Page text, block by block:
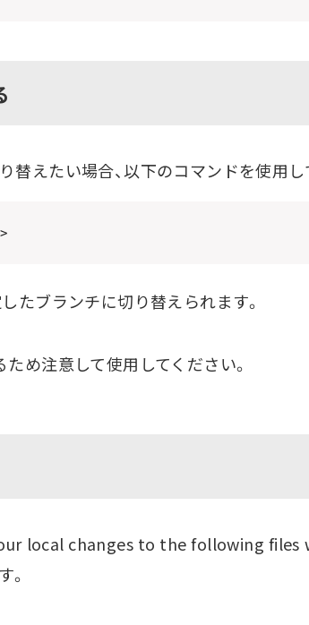
えたい場合、以下のコマンドを使用
git checkout -f <branch-name>
たブランチに切り替えられます。
め注意して使用してください。
local changes to the following
。